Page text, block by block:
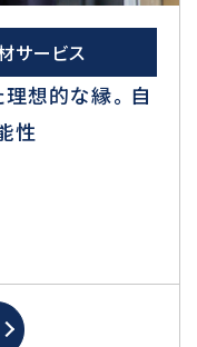
サービス
想的な縁。 自
性